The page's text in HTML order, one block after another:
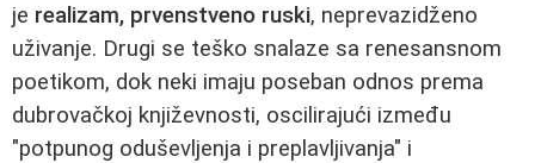
je realizam, prvenstveno ruski, neprevazidženo
uživanje. Drugi se teško snalaze sa renesansnom
poetikom, dok neki imaju poseban odnos prema
dubrovačkoj književnosti, oscilirajući između
"potpunog oduševljenja i preplavljivanja" i